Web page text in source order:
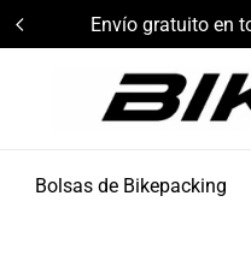
Envío gratuito en
Bolsas de Bikepacking